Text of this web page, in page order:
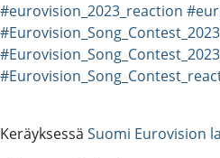
#eurovision_2023_reaction
#Eurovision_Song_Contest_2023
Keräyksessä Suomi Eurovision